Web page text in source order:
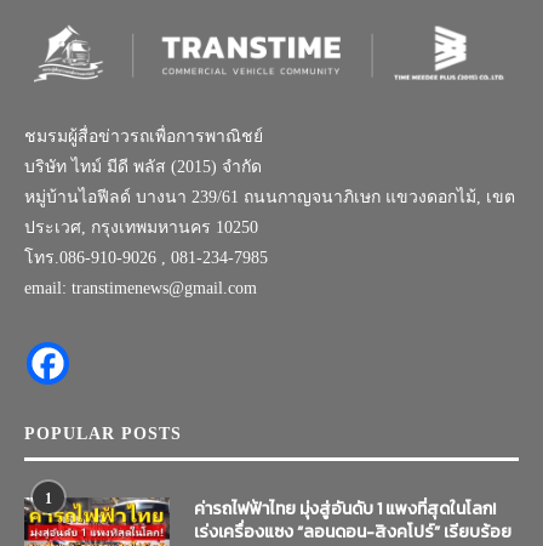
ชมรมผู้สื่อข่าวรถเพื่อการพาณิชย์
บริษัท ไทม์ มีดี พลัส (2015) จำกัด
หมู่บ้านไอฟีลด์ บางนา 239/61 ถนนกาญจนาภิเษก แขวงดอกไม้, เขต
ประเวศ, กรุงเทพมหานคร 10250
โทร.086-910-9026 , 081-234-7985
email: transtimenews@gmail.com
POPULAR POSTS
1
ค่ารถไฟฟ้าไทย มุ่งสู่อันดับ 1 แพงที่สุดในโลก!
เร่งเครื่องแซง “ลอนดอน-สิงคโปร์” เรียบร้อย